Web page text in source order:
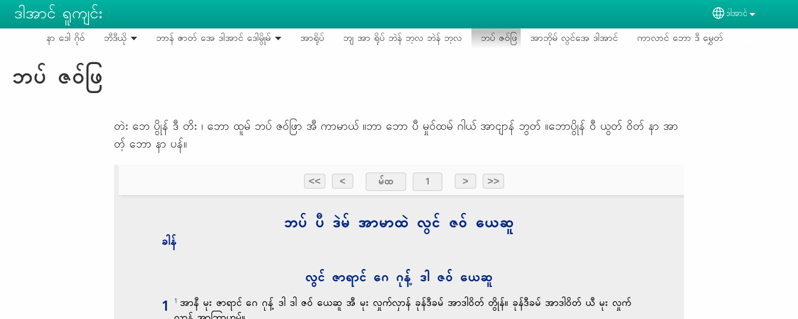
Skip to main content
ဒါအာင် ရူကျင်း Select your
ဒါအာင်
နာ ဒေါ ဂိုဝ် ဘီဒီယို ဘာန် ဇာတ် အေ ဒါအာင် ဒေါမွိုမ် အာရိုပ် ဘျ အာ ရိုပ် ဘဲန် ဘ့လ ဘဲန် ဘ့လ ဘပ် ဇဝ်ဖြ အာဘိုမ် လွင်အေ ဒါအာင် ကာလာင် ဘော ဒီ မွှေတ်
ဘပ် ဇဝ်ဖြ
တဲး ဘေ ပွိုန် ဒီ တိး ၊ ဘော ထူမ် ဘပ် ဇဝ်ဖြာ အီ ကာမာယ် ။ဘာ ဘော ပီ မှုဝ်ထမ် ဂါယ် အာငျာန် ဘွတ် ။ဘောပွိုန် ဝီ ယွတ် ဝိတ် နာ အာ
တ့် ဘော နာ ပန်။